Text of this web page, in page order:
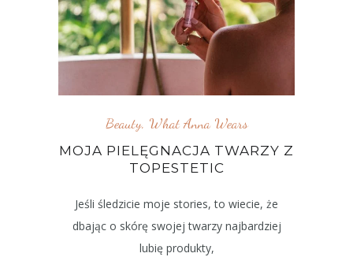
Beauty, What Anna Wears
MOJA PIELĘGNACJA TWARZY Z
TOPESTETIC
Jeśli śledzicie moje stories, to wiecie, że
dbając o skórę swojej twarzy najbardziej
lubię produkty,